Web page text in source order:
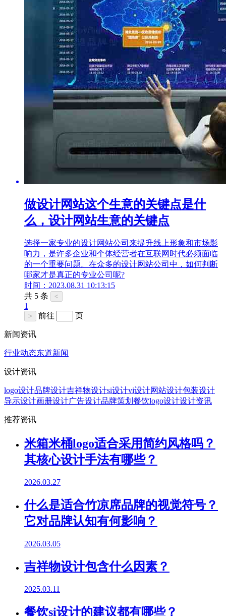
做设计网站这个生意的关键点是什
么，设计网站生意的关键点
选择一家专业的设计网站公司来提升线上形象和市场影
响力，是许多企业和个体经营者在互联网时代必须面临
的一个重要问题。在众多的设计网站公司中，如何判断
哪家才是真正的专业公司呢?
时间：2023.08.31 10:13:15
共 5 条
<
1
> 前往 页
新闻资讯
行业动态东道新闻
设计资讯
logo设计品牌设计吉祥物设计si设计vi设计网站设计包装设计
导示设计画册设计广告设计品牌策划 餐饮logo设计设计资讯
推荐资讯
米箱米桶logo适合采用简约风格吗？
其核心设计手法有哪些？
2026.03.27
什么是适合竹凉席品牌的视觉符号？
它对品牌认知有何影响？
2026.03.05
吉祥物设计包含什么因素？
2025.03.11
餐饮si设计的建议都有哪些？